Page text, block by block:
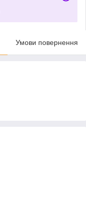
Умови повернення